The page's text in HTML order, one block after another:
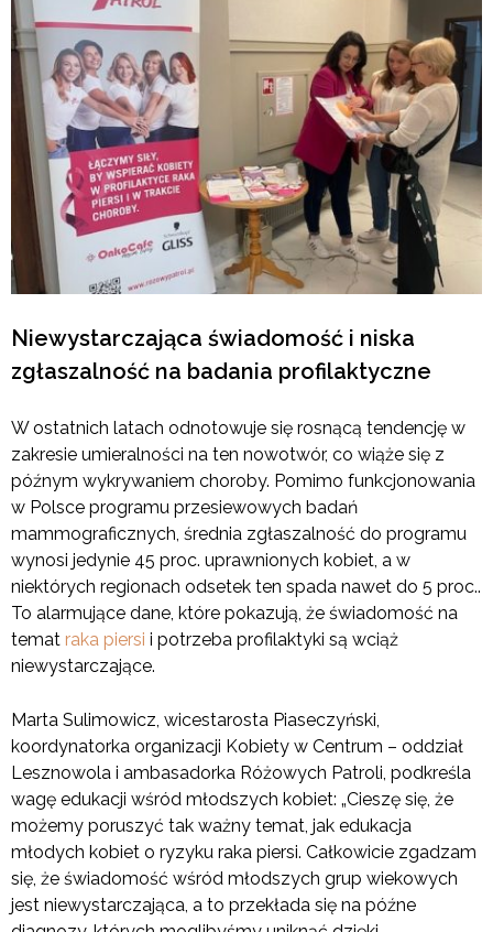
Niewystarczająca świadomość i niska
zgłaszalność na badania profilaktyczne
W ostatnich latach odnotowuje się rosnącą tendencję w
zakresie umieralności na ten nowotwór, co wiąże się z
późnym wykrywaniem choroby. Pomimo funkcjonowania
w Polsce programu przesiewowych badań
mammograficznych, średnia zgłaszalność do programu
wynosi jedynie 45 proc. uprawnionych kobiet, a w
niektórych regionach odsetek ten spada nawet do 5 proc..
To alarmujące dane, które pokazują, że świadomość na
temat raka piersi i potrzeba profilaktyki są wciąż
niewystarczające.
Marta Sulimowicz, wicestarosta Piaseczyński,
koordynatorka organizacji Kobiety w Centrum – oddział
Lesznowola i ambasadorka Różowych Patroli, podkreśla
wagę edukacji wśród młodszych kobiet: „Cieszę się, że
możemy poruszyć tak ważny temat, jak edukacja
młodych kobiet o ryzyku raka piersi. Całkowicie zgadzam
się, że świadomość wśród młodszych grup wiekowych
jest niewystarczająca, a to przekłada się na późne